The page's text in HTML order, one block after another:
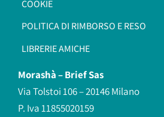
COOKIE
POLITICA DI RIMBORSO E RESO
LIBRERIE AMICHE
Morashà –Brief Sas
Via Tolstoi 106 – 20146 Milano
P. Iva 11855020159